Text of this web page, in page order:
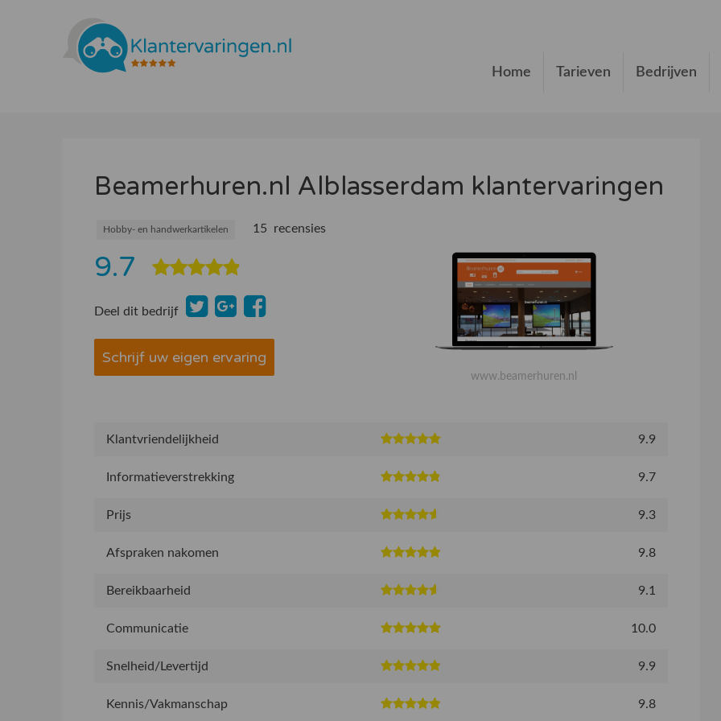
Home Tarieven Bedrijven
Beamerhuren.nl Alblasserdam klantervaringen
Hobby- en handwerkartikelen 15 recensies
9.7
Deel dit bedrijf
Schrijf uw eigen ervaring
www.beamerhuren.nl
Klantvriendelijkheid 9.9
Informatieverstrekking 9.7
Prijs 9.3
Afspraken nakomen 9.8
Bereikbaarheid 9.1
Communicatie 10.0
Snelheid/Levertijd 9.9
Kennis/Vakmanschap 9.8